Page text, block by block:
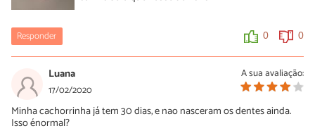
Responder 0 0
A sua avaliação:
Luana
17/02/2020
Minha cachorrinha já tem 30 dias, e nao nasceram os dentes ainda.
Isso énormal?